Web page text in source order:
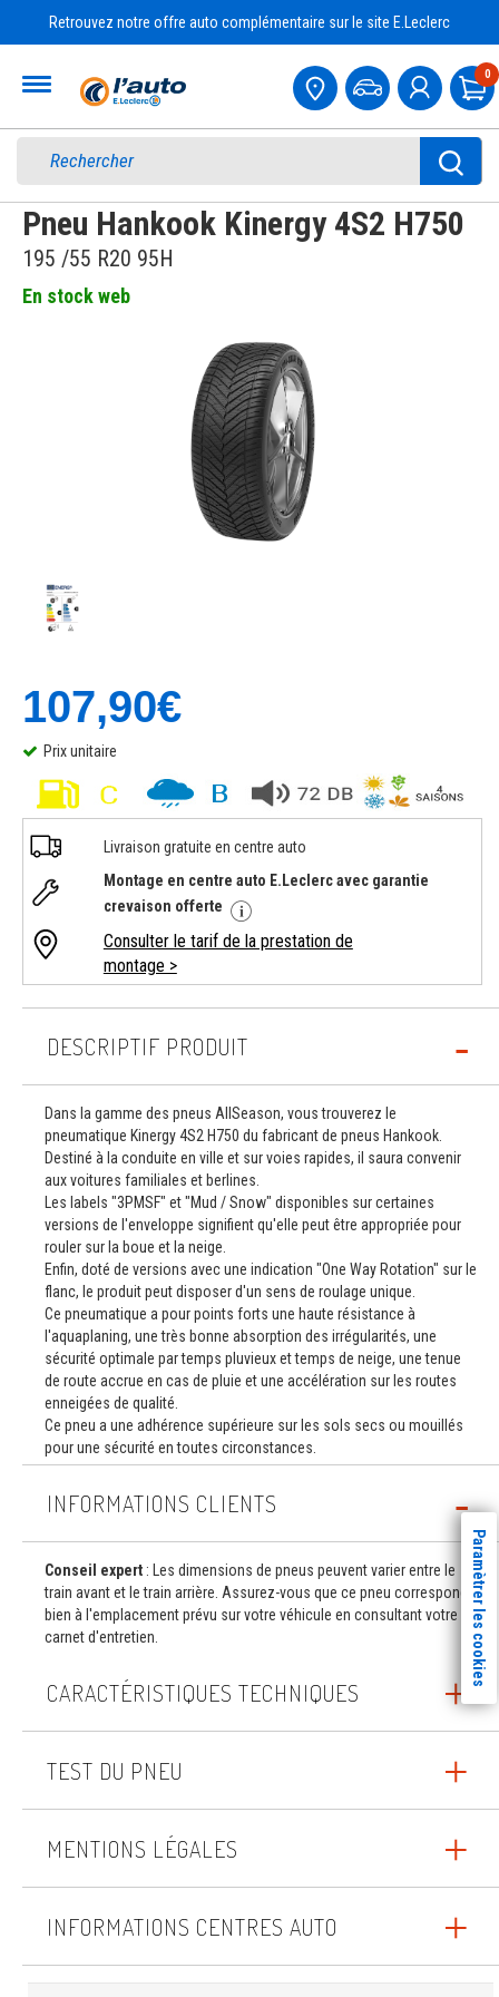
Retrouvez notre offre auto complémentaire sur le site E.Leclerc
0
Pneu Hankook Kinergy 4S2 H750
195 /55 R20 95H
En stock web
107,90€
Prix unitaire
Livraison gratuite en centre auto
Montage en centre auto E.Leclerc avec garantie
crevaison offerte
Consulter le tarif de la prestation de
montage >
DESCRIPTIF PRODUIT
Dans la gamme des pneus AllSeason, vous trouverez le
pneumatique Kinergy 4S2 H750 du fabricant de pneus Hankook.
Destiné à la conduite en ville et sur voies rapides, il saura convenir
aux voitures familiales et berlines.
Les labels "3PMSF" et "Mud / Snow" disponibles sur certaines
versions de l'enveloppe signifient qu'elle peut être appropriée pour
rouler sur la boue et la neige.
Enfin, doté de versions avec une indication "One Way Rotation" sur le
flanc, le produit peut disposer d'un sens de roulage unique.
Ce pneumatique a pour points forts une haute résistance à
l'aquaplaning, une très bonne absorption des irrégularités, une
sécurité optimale par temps pluvieux et temps de neige, une tenue
de route accrue en cas de pluie et une accélération sur les routes
enneigées de qualité.
Ce pneu a une adhérence supérieure sur les sols secs ou mouillés
pour une sécurité en toutes circonstances.
INFORMATIONS CLIENTS
Conseil expert : Les dimensions de pneus peuvent varier entre le
train avant et le train arrière. Assurez-vous que ce pneu correspond
bien à l'emplacement prévu sur votre véhicule en consultant votre
carnet d'entretien.
CARACTÉRISTIQUES TECHNIQUES
TEST DU PNEU
MENTIONS LÉGALES
INFORMATIONS CENTRES AUTO
Paramètrer les cookies